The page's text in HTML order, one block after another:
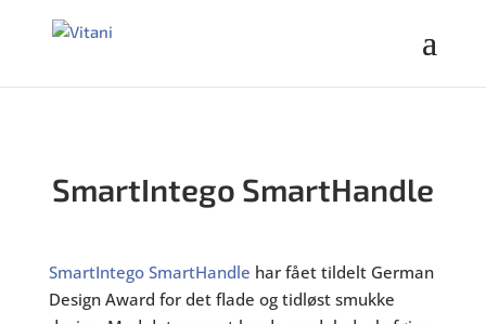
SmartIntego SmartHandle
SmartIntego SmartHandle har fået tildelt German
Design Award for det flade og tidløst smukke